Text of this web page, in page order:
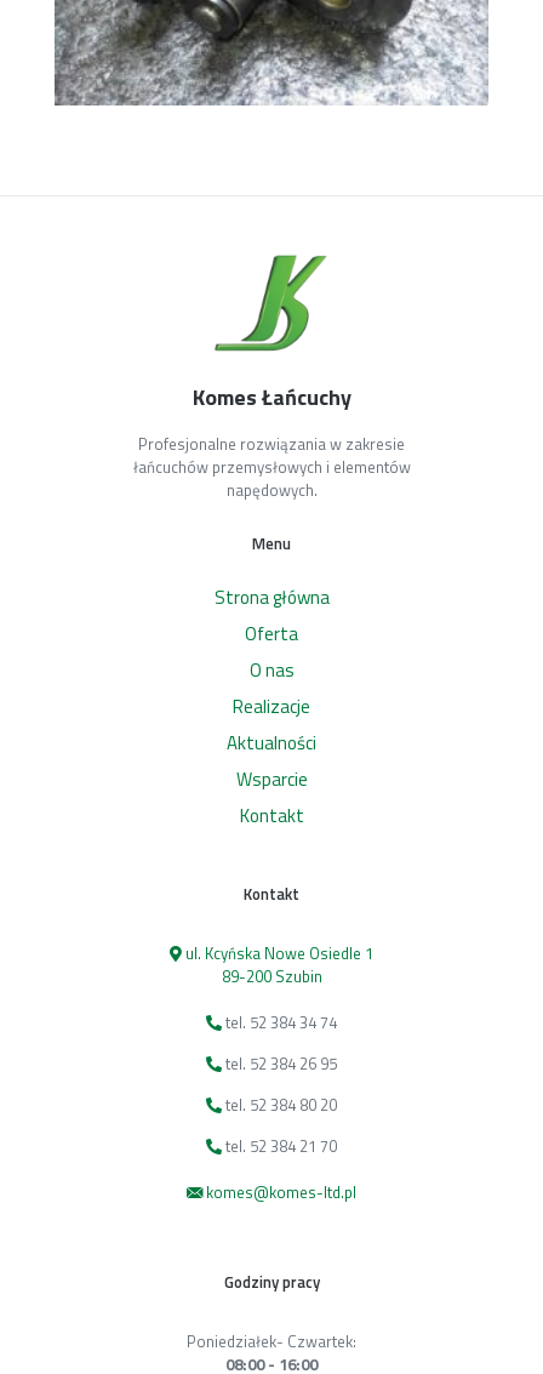
Komes Łańcuchy
Profesjonalne rozwiązania w zakresie
łańcuchów przemysłowych i elementów
napędowych.
Menu
Strona główna
Oferta
O nas
Realizacje
Aktualności
Wsparcie
Kontakt
Kontakt
ul. Kcyńska Nowe Osiedle 1
89-200 Szubin
tel. 52 384 34 74
tel. 52 384 26 95
tel. 52 384 80 20
tel. 52 384 21 70
komes@komes-ltd.pl
Godziny pracy
Poniedziałek- Czwartek:
08:00 - 16:00